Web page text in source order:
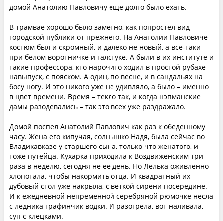
домой Анатолию Павловичу ещё долго было ехать.
В трамвае хорошо было заметно, как попростел вид
городской публики от прежнего. На Анатолии Павловиче
костюм был и скромный, и далеко не новый, а всё-таки
при белом воротничке и галстуке. А были в их институте и
такие профессора, кто нарочито ходил в простой рубахе
навыпуск, с пояском. А один, по весне, и в сандальях на
босу ногу. И это никого уже не удивляло, а было – именно
в цвет времени. Время – текло так, и когда нэпманские
дамы разодевались – так это всех уже раздражало.
Домой поспел Анатолий Павлович как раз к обеденному
часу. Жена его кипучая, солнышко Надя, была сейчас во
Владикавказе у старшего сына, только что женатого, и
тоже путейца. Кухарка приходила к Воздвиженским три
раза в неделю, сегодня не её день. Но Лёлька оживлённо
хлопотала, чтобы накормить отца. И квадратный их
дубовый стол уже накрыла, с веткой сирени посередине.
И к ежедневной непременной серебряной рюмочке несла
с ледника графинчик водки. И разогрела, вот наливала,
суп с клёцками.